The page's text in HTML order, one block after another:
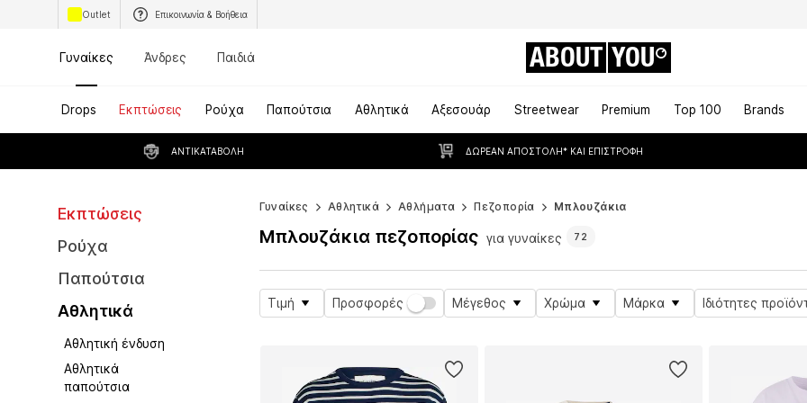
Outlet Επικοινωνία & Βοήθεια
Γυναίκες Άνδρες Παιδιά ABOUT YOU
Drops Εκπτώσεις Ρούχα Παπούτσια Αθλητικά Αξεσουάρ Streetwear Premium Top 100 Brands
ΑΝΤΙΚΑΤΑΒΟΛΉ ΔΩΡΕΆΝ ΑΠΟΣΤΟΛΉ* ΚΑΙ ΕΠΙΣΤΡΟΦΉ
Εκπτώσεις
Ρούχα
Παπούτσια
Αθλητικά
Αθλητική ένδυση
Αθλητικά
παπούτσια
Γυναίκες Αθλητικά Αθλήματα Πεζοπορία Μπλουζάκια
Μπλουζάκια πεζοπορίας για γυναίκες 72
Τιμή Προσφορές Μέγεθος Χρώμα Μάρκα Ιδιότητες